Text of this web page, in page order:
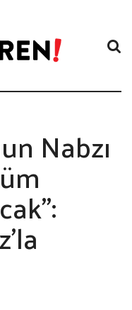
Nabzı